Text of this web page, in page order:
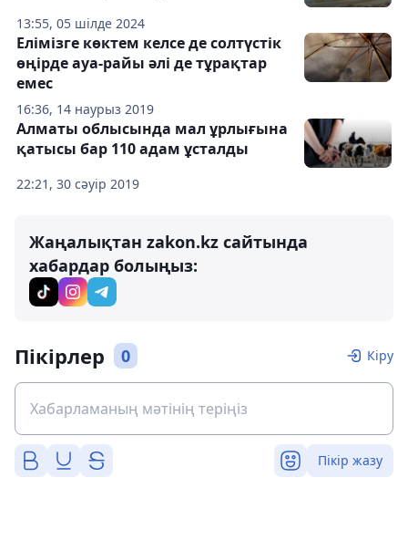
13:55, 05 шілде 2024
16:36, 14 наурыз 2019
Елімізге көктем келсе де солтүстік
өңірде ауа-райы әлі де тұрақтар
емес
22:21, 30 сәуір 2019
Алматы облысында мал ұрлығына
қатысы бар 110 адам ұсталды
Жаңалықтан zakon.kz сайтында
хабардар болыңыз:
Пікірлер 0 Кіру
Пікір жазу